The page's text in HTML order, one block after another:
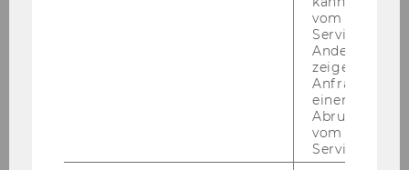
bers of the over­all FI­NE­PRINT team, con­sis­ting
You are ex­pec­ted to pu­blish sci­en­ti­fic re­sults in
In ad­di­ti­on to re­se­arch, tea­ching ac­ti­vi­ties on
the ba­che­lor level might be ar­ran­ged.
vom AMP-
Service
Andere
zeigen Opt-
Anfrage im
einen Fehler
Abrufen
vom AMP
Service an.